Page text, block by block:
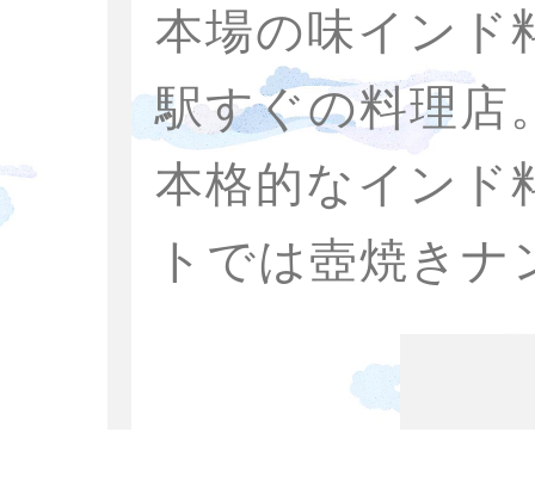
本場の味インド
駅すぐの料理店
本格的なインド
トでは壺焼き